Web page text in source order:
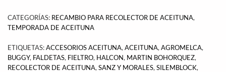
CATEGORÍAS: RECAMBIO PARA RECOLECTOR DE ACEITUNA,
TEMPORADA DE ACEITUNA
ETIQUETAS:ACCESORIOS ACEITUNA, ACEITUNA, AGROMELCA,
BUGGY, FALDETAS, FIELTRO, HALCON, MARTIN BOHORQUEZ,
RECOLECTOR DE ACEITUNA, SANZ Y MORALES, SILEMBLOCK,